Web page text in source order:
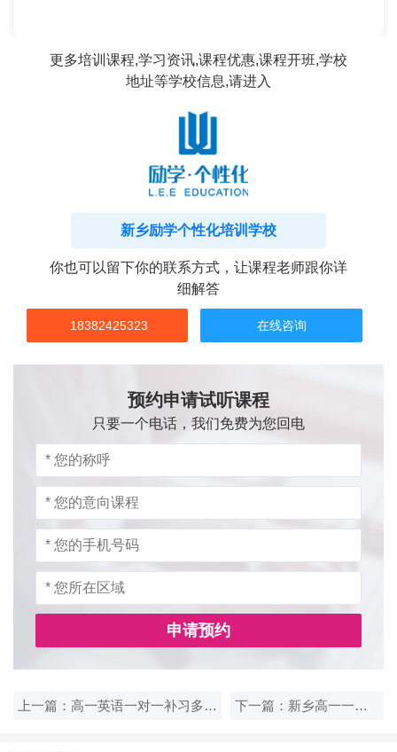
更多培训课程,学习资讯,课程优惠,课程开班,学校
地址等学校信息,请进入
新乡励学个性化培训学校
你也可以留下你的联系方式，让课程老师跟你详
细解答
18382425323 在线咨询
预约申请试听课程
只要一个电话，我们免费为您回电
申请预约
上一篇：高一英语一对一补习多久见效？新乡励学教育案例分享 下一篇：新乡高一一对一辅导机构推荐 哪家好